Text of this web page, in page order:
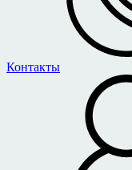
Контакты